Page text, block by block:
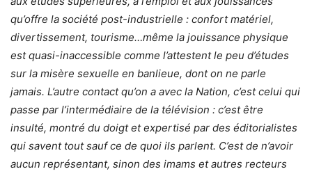
qu’offre la société post-industrielle : confort matériel,
divertissement, tourisme…même la jouissance physique
est quasi-inaccessible comme l’attestent le peu d’études
sur la misère sexuelle en banlieue, dont on ne parle
jamais. L’autre contact qu’on a avec la Nation, c’est celui qui
passe par l’intermédiaire de la télévision : c’est être
insulté, montré du doigt et expertisé par des éditorialistes
qui savent tout sauf ce de quoi ils parlent. C’est de n’avoir
aucun représentant, sinon des imams et autres recteurs